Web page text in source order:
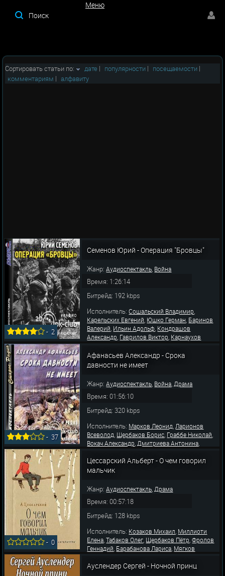
Меню
Сортировать статьи по: дате | популярности | посещаемости |
комментариям | алфавиту
-2
Семенов Юрий - Операция "Бровцы"
Жанр:Аудиоспектакль, Война
Время: 1:26:14
Битрейд: 192 kbps
Исполнитель:Сошальский Владимир,
Карельских Евгений, Юшко Герман, Баринов
Валерий, Ильин Адольф, Кондрашов
Александр, Гаврилов Виктор, Карнаухов
Алина,Цитринель Павел,Менглет Георгий
Кутепов Александр
-37
Афанасьев Александр - Срока
давности не имеет
Жанр:Аудиоспектакль, Война,Драма
Время: 01:56:10
Битрейд: 320 kbps
Исполнитель: Марков Леонид,Ларионов
Всеволод, Щербаков Борис, Граббе Николай,
Вокач Александр,Дмитриева Антонина,
Любецкий Лев,Вихров Владимир,Абдулов
Всеволод,
-0
Цессарский Альберт - О чем говорил
мальчик
Жанр:Аудиоспектакль,Драма
Время: 00:57:18
Битрейд: 128 kbps
Исполнитель: Козаков Михаил, Миллиоти
Елена,Табаков Олег, Щербаков Пётр,Фролов
Геннадий, Барабанова Лариса, Мягков
Всеволод,Юшко Герман,Коваленко Герман
Ауслендер Сергей - Ночной принц